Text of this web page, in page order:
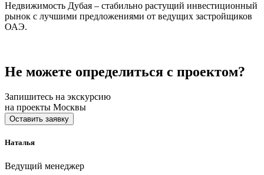
Недвижимость Дубая – стабильно растущий инвестиционный
рынок с лучшими предложениями от ведущих застройщиков
ОАЭ.
Не можете определиться с проектом?
Запишитесь на экскурсию
на проекты Москвы
Оставить заявку
Наталья
Ведущий менеджер